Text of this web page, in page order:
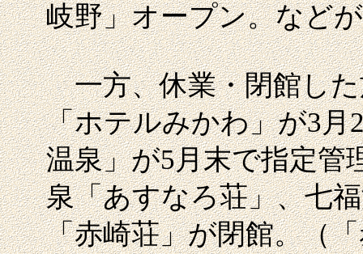
岐野」オープン。など
一方、休業・閉館した
「ホテルみかわ」が3月
温泉」が5月末で指定管
泉「あすなろ荘」、七
「赤崎荘」が閉館。（